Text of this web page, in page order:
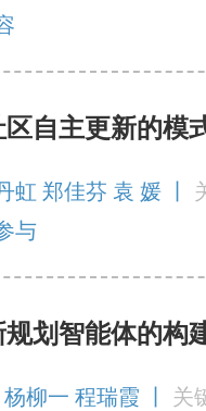
自主更新的模
虹 郑佳芬 袁 媛 丨
与
划智能体的构
柳一 程瑞霞 丨 关